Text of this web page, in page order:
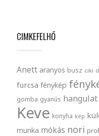
CIMKEFELHŐ
Anett aranyos busz ciki
furcsa fénykép
gomba gyanús hangulat
Keve konyha kép
munka mókás nori